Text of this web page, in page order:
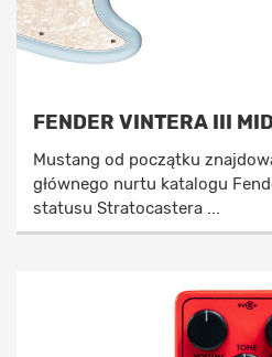
FENDER VINTERA III
Mustang od początku
głównego nurtu katalogu
statusu Stratocastera ...